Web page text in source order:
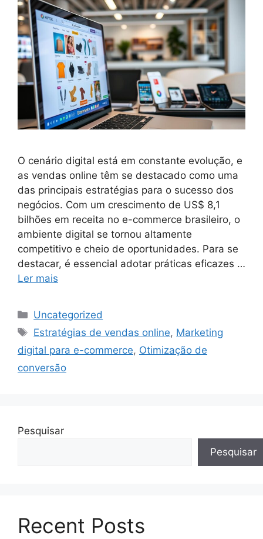
O cenário digital está em constante evolução, e
as vendas online têm se destacado como uma
das principais estratégias para o sucesso dos
negócios. Com um crescimento de US$ 8,1
bilhões em receita no e-commerce brasileiro, o
ambiente digital se tornou altamente
competitivo e cheio de oportunidades. Para se
destacar, é essencial adotar práticas eficazes …
Ler mais
Categorias
Uncategorized
Tags
Estratégias de vendas online, Marketing
digital para e-commerce, Otimização de
conversão
Pesquisar
Pesquisar
Recent Posts